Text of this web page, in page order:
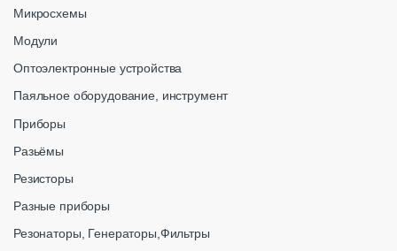
Микросхемы
Модули
Оптоэлектронные устройства
Паяльное оборудование, инструмент
Приборы
Разьёмы
Резисторы
Разные приборы
Резонаторы, Генераторы,Фильтры